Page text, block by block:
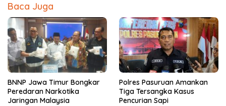
Baca Juga
BNNP Jawa Timur Bongkar
Peredaran Narkotika
Jaringan Malaysia
Polres Pasuruan Amankan
Tiga Tersangka Kasus
Pencurian Sapi